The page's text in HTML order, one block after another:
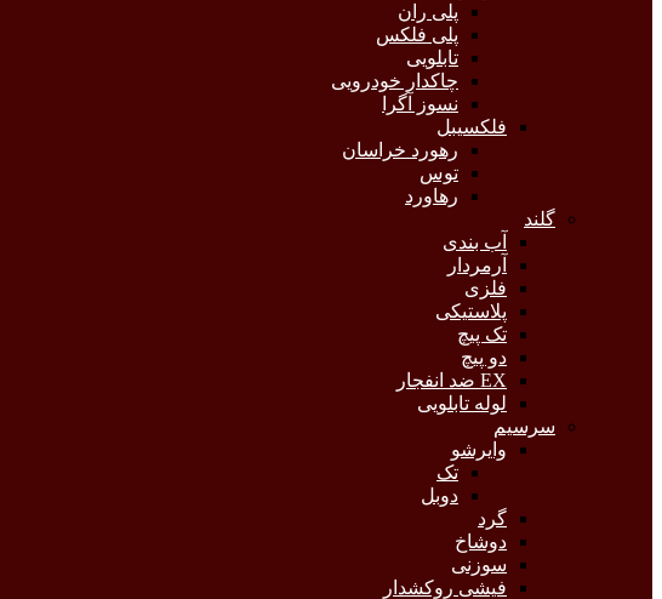
پلی ران
پلی فلکس
تابلویی
چاکدار خودرویی
نسوز آگرا
فلکسیبل
رهورد خراسان
توس
رهاورد
گلند
آب بندی
آرمردار
فلزی
پلاستیکی
تک پیچ
دو پیچ
EX ضد انفجار
لوله تابلویی
سرسیم
وایرشو
تک
دوبل
گرد
دوشاخ
سوزنی
فیشی روکشدار